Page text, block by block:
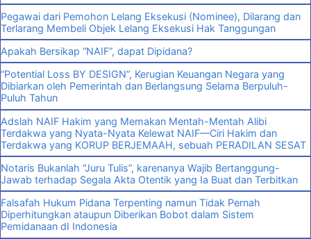
Pegawai dari Pemohon Lelang Eksekusi (Nominee), Dilarang dan
Terlarang Membeli Objek Lelang Eksekusi Hak Tanggungan
Apakah Bersikap “NAIF”, dapat Dipidana?
“Potential Loss BY DESIGN”, Kerugian Keuangan Negara yang
Dibiarkan oleh Pemerintah dan Berlangsung Selama Berpuluh-
Puluh Tahun
Adslah NAIF Hakim yang Memakan Mentah-Mentah Alibi
Terdakwa yang Nyata-Nyata Kelewat NAIF—Ciri Hakim dan
Terdakwa yang KORUP BERJEMAAH, sebuah PERADILAN SESAT
Notaris Bukanlah “Juru Tulis”, karenanya Wajib Bertanggung-
Jawab terhadap Segala Akta Otentik yang Ia Buat dan Terbitkan
Falsafah Hukum Pidana Terpenting namun Tidak Pernah
Diperhitungkan ataupun Diberikan Bobot dalam Sistem
Pemidanaan dI Indonesia